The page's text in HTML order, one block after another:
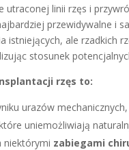
utraconej linii rzęs i
przewidywalne i
istniejących, ale rzadkich
stosunek
rzęs to:
urazów
uniemożliwiają
niektórymi zabiegami